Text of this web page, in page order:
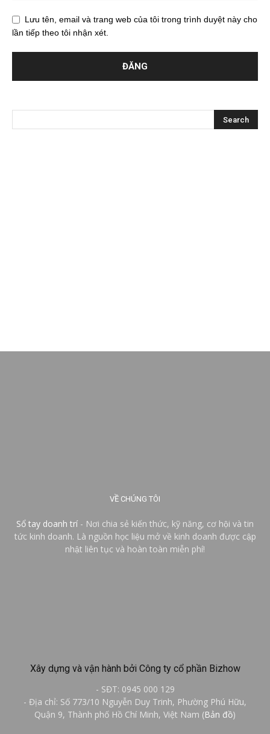
Lưu tên, email và trang web của tôi trong trình duyệt này cho
lần tiếp theo tôi nhận xét.
VỀ CHÚNG TÔI
Sổ tay doanh trí - Nơi chia sẻ kiến thức, kỹ năng, cơ hội và tin
tức kinh doanh. Là nguồn học liệu mở về kinh doanh được cập
nhật liên tục và hoàn toàn miễn phí!
Xây dựng và vận hành bởi Công ty cổ phần Bizhow
- SĐT: 0945 000 129
- Địa chỉ: Số 773/10 Nguyễn Duy Trinh, Phường Phú Hữu,
Quận 9, Thành phố Hồ Chí Minh, Việt Nam (Bản đồ)